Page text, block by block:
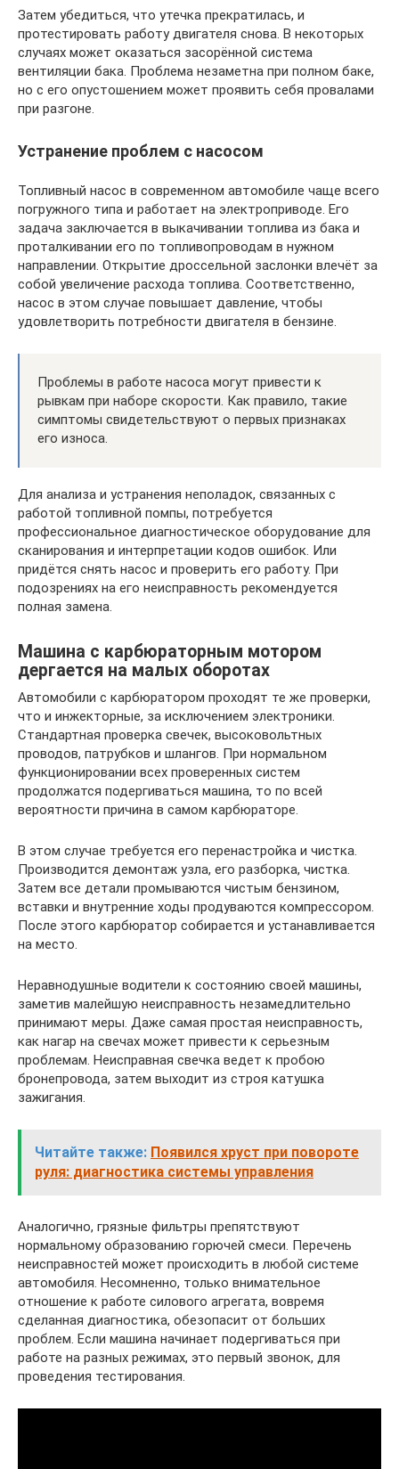
Затем убедиться, что утечка прекратилась, и
протестировать работу двигателя снова. В некоторых
случаях может оказаться засорённой система
вентиляции бака. Проблема незаметна при полном баке,
но с его опустошением может проявить себя провалами
при разгоне.
Устранение проблем с насосом
Топливный насос в современном автомобиле чаще всего
погружного типа и работает на электроприводе. Его
задача заключается в выкачивании топлива из бака и
проталкивании его по топливопроводам в нужном
направлении. Открытие дроссельной заслонки влечёт за
собой увеличение расхода топлива. Соответственно,
насос в этом случае повышает давление, чтобы
удовлетворить потребности двигателя в бензине.
Проблемы в работе насоса могут привести к
рывкам при наборе скорости. Как правило, такие
симптомы свидетельствуют о первых признаках
его износа.
Для анализа и устранения неполадок, связанных с
работой топливной помпы, потребуется
профессиональное диагностическое оборудование для
сканирования и интерпретации кодов ошибок. Или
придётся снять насос и проверить его работу. При
подозрениях на его неисправность рекомендуется
полная замена.
Машина с карбюраторным мотором
дергается на малых оборотах
Автомобили с карбюратором проходят те же проверки,
что и инжекторные, за исключением электроники.
Стандартная проверка свечек, высоковольтных
проводов, патрубков и шлангов. При нормальном
функционировании всех проверенных систем
продолжатся подергиваться машина, то по всей
вероятности причина в самом карбюраторе.
В этом случае требуется его перенастройка и чистка.
Производится демонтаж узла, его разборка, чистка.
Затем все детали промываются чистым бензином,
вставки и внутренние ходы продуваются компрессором.
После этого карбюратор собирается и устанавливается
на место.
Неравнодушные водители к состоянию своей машины,
заметив малейшую неисправность незамедлительно
принимают меры. Даже самая простая неисправность,
как нагар на свечах может привести к серьезным
проблемам. Неисправная свечка ведет к пробою
бронепровода, затем выходит из строя катушка
зажигания.
Читайте также: Появился хруст при повороте
руля: диагностика системы управления
Аналогично, грязные фильтры препятствуют
нормальному образованию горючей смеси. Перечень
неисправностей может происходить в любой системе
автомобиля. Несомненно, только внимательное
отношение к работе силового агрегата, вовремя
сделанная диагностика, обезопасит от больших
проблем. Если машина начинает подергиваться при
работе на разных режимах, это первый звонок, для
проведения тестирования.